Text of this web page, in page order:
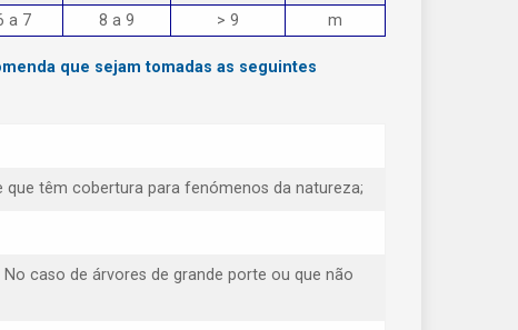
a 7 8 a 9 > 9 m
que sejam tomadas as seguintes
que têm cobertura para fenómenos da natureza;
caso de árvores de grande porte ou que não